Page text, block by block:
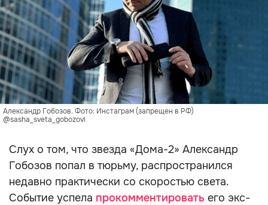
Александр Гобозов. Фото: Инстаграм (запрещен в РФ)
@sasha_sveta_gobozovi
Слух о том, что звезда «Дома-2» Александр
Гобозов попал в тюрьму, распространился
недавно практически со скоростью света.
Событие успела прокомментировать его экс-